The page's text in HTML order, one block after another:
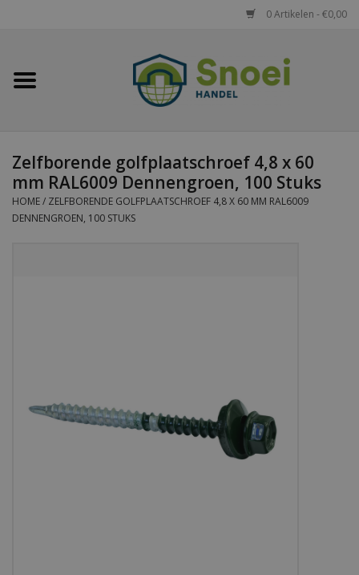
0 Artikelen - €0,00
Home
Damwandplaten
Dakpanplaten
Zelfborende golfplaatschroef 4,8 x 60
mm RAL6009 Dennengroen, 100 Stuks
HOME/ ZELFBORENDE GOLFPLAATSCHROEF 4,8 X 60 MM RAL6009
DENNENGROEN, 100 STUKS